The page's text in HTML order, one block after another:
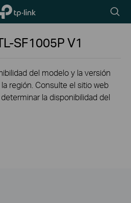
Link,
Reliably
icon
SF1005PV1
del modelo y la versión
región. Consulte el sitio web
la disponibilidad del